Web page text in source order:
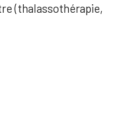
(thalassothérapie,